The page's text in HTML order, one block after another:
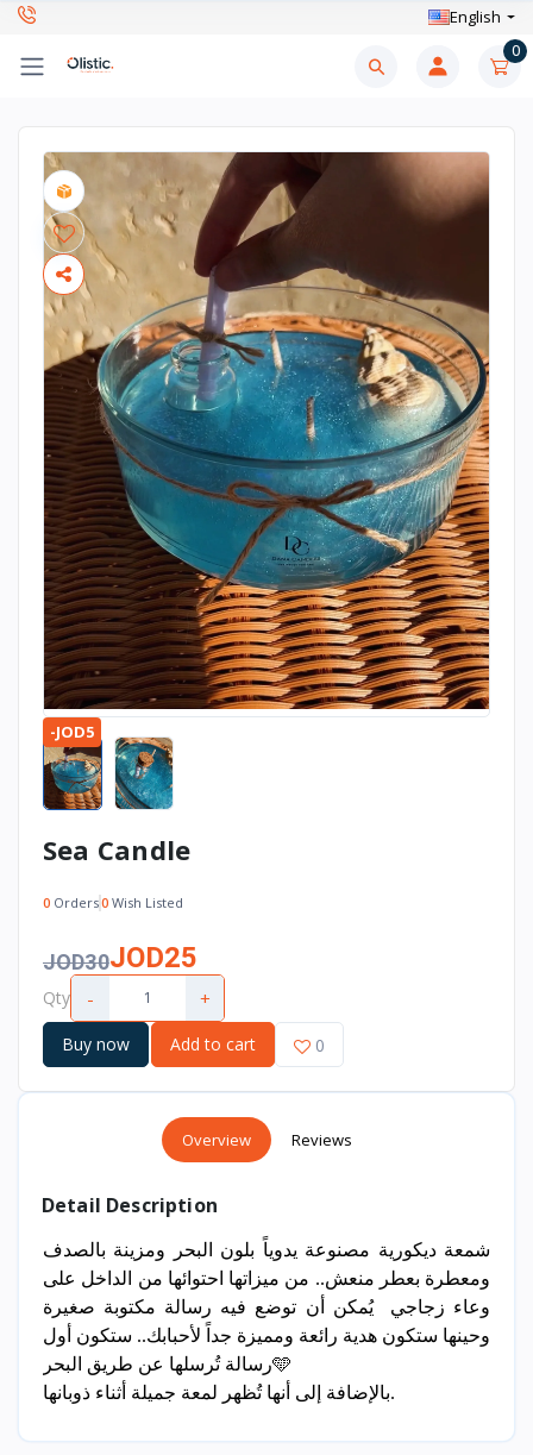
English
0
-JOD5
Sea Candle
0 Orders0 Wish Listed
JOD30JOD25
Qty - +
Buy now Add to cart 0
Overview Reviews
Detail Description
شمعة ديكورية مصنوعة يدوياً بلون البحر ومزينة بالصدف
ومعطرة بعطر منعش.. من ميزاتها احتوائها من الداخل على
وعاء زجاجي يُمكن أن توضع فيه رسالة مكتوبة صغيرة
وحينها ستكون هدية رائعة ومميزة جداً لأحبابك.. ستكون أول
رسالة تُرسلها عن طريق البحر🩵
بالإضافة إلى أنها تُظهر لمعة جميلة أثناء ذوبانها.